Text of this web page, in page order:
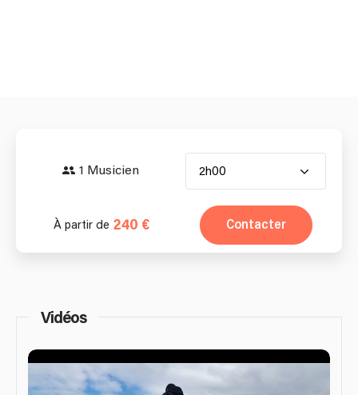
1 Musicien 2h00
À partir de 240 € Contacter
Vidéos